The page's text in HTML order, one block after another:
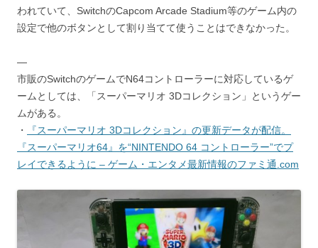
われていて、SwitchのCapcom Arcade Stadium等のゲーム内の
設定で他のボタンとして割り当てて使うことはできなかった。
—
市販のSwitchのゲームでN64コントローラーに対応しているゲ
ームとしては、「スーパーマリオ 3Dコレクション」というゲー
ムがある。
・
『スーパーマリオ 3Dコレクション』の更新データが配信。
『スーパーマリオ64』を“NINTENDO 64 コントローラー”でプ
レイできるように – ゲーム・エンタメ最新情報のファミ通.com